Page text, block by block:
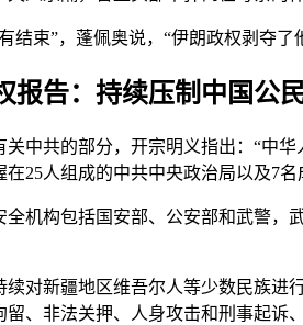
结束”，蓬佩奥说，“伊朗政权剥夺
报告：持续压制中国公
关中共的部分，开宗明义指出：“中
在25人组成的中共中央政治局以及7
全机构包括国安部、公安部和武警，
续对新疆地区维吾尔人等少数民族进
、非法关押、人身攻击和刑事起诉